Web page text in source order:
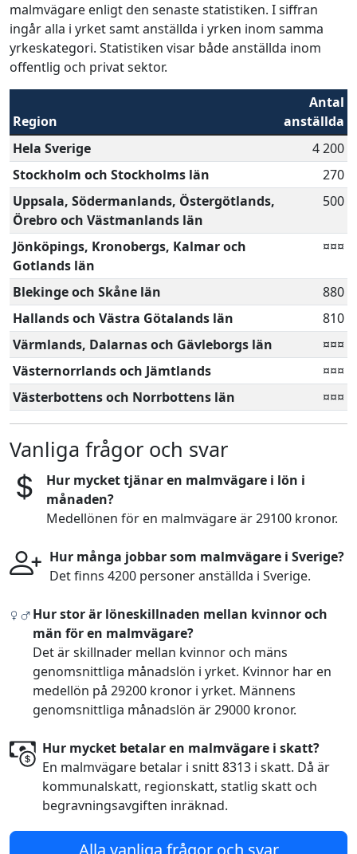
malmvägare enligt den senaste statistiken. I siffran
ingår alla i yrket samt anställda i yrken inom samma
yrkeskategori. Statistiken visar både anställda inom
offentlig och privat sektor.
Region
Antal
anställda
Hela Sverige
4 200
Stockholm och Stockholms län
270
Uppsala, Södermanlands, Östergötlands,
Örebro och Västmanlands län
500
Jönköpings, Kronobergs, Kalmar och
Gotlands län
¤¤¤
Blekinge och Skåne län
880
Hallands och Västra Götalands län
810
Värmlands, Dalarnas och Gävleborgs län
¤¤¤
Västernorrlands och Jämtlands
¤¤¤
Västerbottens och Norrbottens län
¤¤¤
Vanliga frågor och svar
Hur mycket tjänar en malmvägare i lön i
månaden?
Medellönen för en malmvägare är 29100 kronor.
Hur många jobbar som malmvägare i Sverige?
Det finns 4200 personer anställda i Sverige.
Hur stor är löneskillnaden mellan kvinnor och
män för en malmvägare?
Det är skillnader mellan kvinnor och mäns
genomsnittliga månadslön i yrket. Kvinnor har en
medellön på 29200 kronor i yrket. Männens
genomsnittliga månadslön är 29000 kronor.
Hur mycket betalar en malmvägare i skatt?
En malmvägare betalar i snitt 8313 i skatt. Då är
kommunalskatt, regionskatt, statlig skatt och
begravningsavgiften inräknad.
Alla vanliga frågor och svar